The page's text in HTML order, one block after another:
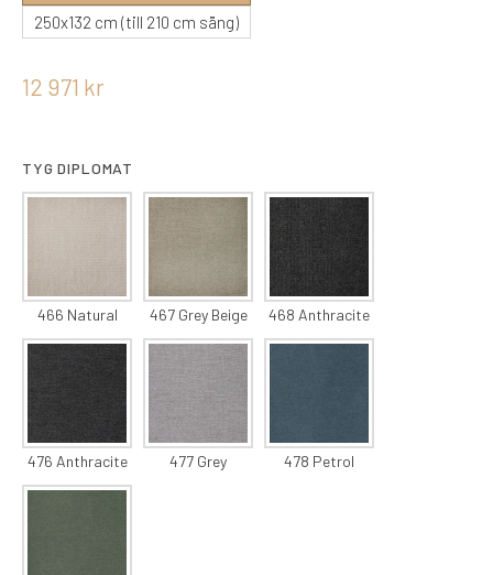
250x132 cm (till 210 cm säng)
12 971 kr
TYG DIPLOMAT
466 Natural 467 Grey Beige 468 Anthracite
476 Anthracite 477 Grey 478 Petrol